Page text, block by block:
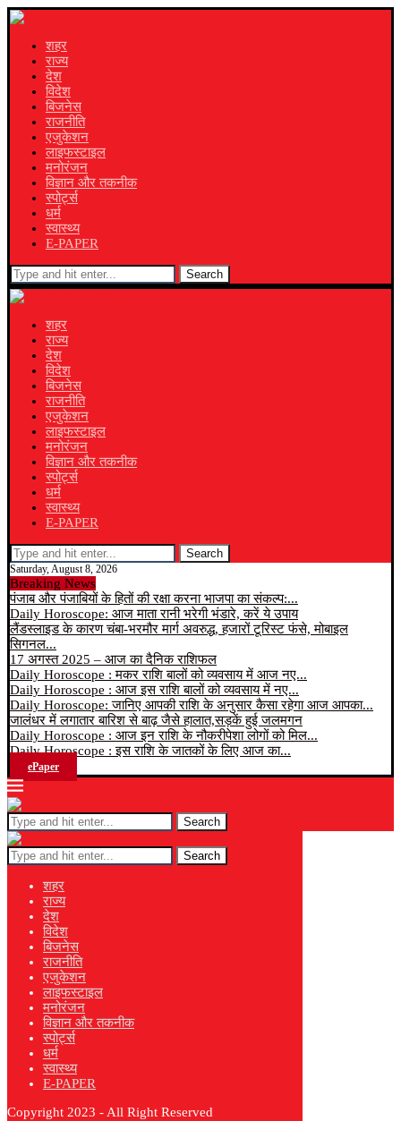
शहर
राज्य
देश
विदेश
बिजनेस
राजनीति
एजुकेशन
लाइफस्टाइल
मनोरंजन
विज्ञान और तकनीक
स्पोर्ट्स
धर्म
स्वास्थ्य
E-PAPER
Search
शहर
राज्य
देश
विदेश
बिजनेस
राजनीति
एजुकेशन
लाइफस्टाइल
मनोरंजन
विज्ञान और तकनीक
स्पोर्ट्स
धर्म
स्वास्थ्य
E-PAPER
Search
Saturday, August 8, 2026
Breaking News
पंजाब और पंजाबियों के हितों की रक्षा करना भाजपा का संकल्प:...
Daily Horoscope: आज माता रानी भरेगी भंडारे, करें ये उपाय
लैंडस्लाइड के कारण चंबा-भरमौर मार्ग अवरुद्ध, हजारों टूरिस्ट फंसे, मोबाइल
सिगनल...
17 अगस्त 2025 – आज का दैनिक राशिफल
Daily Horoscope : मकर राशि बालों को व्यवसाय में आज नए...
Daily Horoscope : आज इस राशि बालों को व्यवसाय में नए...
Daily Horoscope: जानिए आपकी राशि के अनुसार कैसा रहेगा आज आपका...
जालंधर में लगातार बारिश से बाढ़ जैसे हालात,सड़कें हुई जलमगन
Daily Horoscope : आज इन राशि के नौकरीपेशा लोगों को मिल...
Daily Horoscope : इस राशि के जातकों के लिए आज का...
ePaper
Search
Search
शहर
राज्य
देश
विदेश
बिजनेस
राजनीति
एजुकेशन
लाइफस्टाइल
मनोरंजन
विज्ञान और तकनीक
स्पोर्ट्स
धर्म
स्वास्थ्य
E-PAPER
Copyright 2023 - All Right Reserved